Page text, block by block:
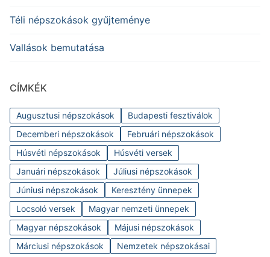
Téli népszokások gyűjteménye
Vallások bemutatása
CÍMKÉK
Augusztusi népszokások
Budapesti fesztiválok
Decemberi népszokások
Februári népszokások
Húsvéti népszokások
Húsvéti versek
Januári népszokások
Júliusi népszokások
Júniusi népszokások
Keresztény ünnepek
Locsoló versek
Magyar nemzeti ünnepek
Magyar népszokások
Májusi népszokások
Márciusi népszokások
Nemzetek népszokásai